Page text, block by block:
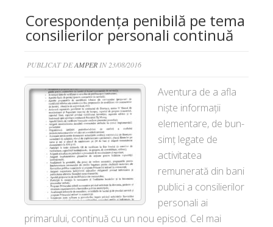
Corespondența penibilă pe tema
consilierilor personali continuă
PUBLICAT DEAMPER IN 23/08/2016
Aventura de a afla
niște informații
elementare, de bun-
simț legate de
activitatea
remunerată din bani
publici a consilierilor
personali ai
primarului, continuă cu un nou episod. Cel mai